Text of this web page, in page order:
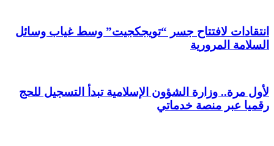
انتقادات لافتتاح جسر “تويجكجيت” وسط غياب وسائل
السلامة المرورية
لأول مرة.. وزارة الشؤون الإسلامية تبدأ التسجيل للحج
رقميا عبر منصة خدماتي